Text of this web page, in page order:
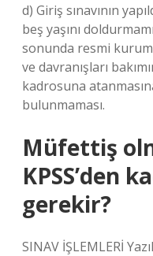
d) Giriş sınavının
beş yaşını
sonunda resmi
ve davranışları
kadrosuna
bulunmaması.
Müfettiş
KPSS’den
gerekir?
SINAV İŞLEMLERİ